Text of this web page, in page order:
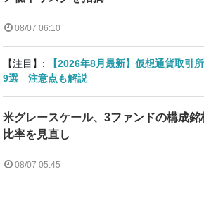
08/07 06:10
【注目】:
【2026年8月最新】仮想通貨取引
9選 注意点も解説
米グレースケール、3ファンドの構成銘
比率を見直し
08/07 05:45